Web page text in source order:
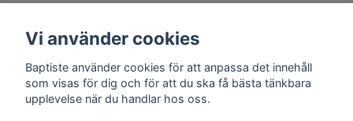
Sociala medier
Vi använder cookies
Baptiste använder cookies för att anpassa det innehåll
som visas för dig och för att du ska få bästa tänkbara
upplevelse när du handlar hos oss.